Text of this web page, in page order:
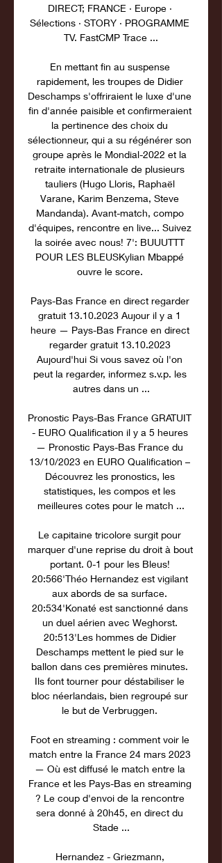
DIRECT; FRANCE · Europe ·
Sélections · STORY · PROGRAMME
TV. FastCMP Trace ...
En mettant fin au suspense
rapidement, les troupes de Didier
Deschamps s'offriraient le luxe d'une
fin d'année paisible et confirmeraient
la pertinence des choix du
sélectionneur, qui a su régénérer son
groupe après le Mondial-2022 et la
retraite internationale de plusieurs
tauliers (Hugo Lloris, Raphaël
Varane, Karim Benzema, Steve
Mandanda). Avant-match, compo
d'équipes, rencontre en live... Suivez
la soirée avec nous! 7': BUUUTTT
POUR LES BLEUSKylian Mbappé
ouvre le score.
Pays-Bas France en direct regarder
gratuit 13.10.2023 Aujour il y a 1
heure — Pays-Bas France en direct
regarder gratuit 13.10.2023
Aujourd'hui Si vous savez où l'on
peut la regarder, informez s.v.p. les
autres dans un ...
Pronostic Pays-Bas France GRATUIT
- EURO Qualification il y a 5 heures
— Pronostic Pays-Bas France du
13/10/2023 en EURO Qualification –
Découvrez les pronostics, les
statistiques, les compos et les
meilleures cotes pour le match ...
Le capitaine tricolore surgit pour
marquer d'une reprise du droit à bout
portant. 0-1 pour les Bleus!
20:566'Théo Hernandez est vigilant
aux abords de sa surface.
20:534'Konaté est sanctionné dans
un duel aérien avec Weghorst.
20:513'Les hommes de Didier
Deschamps mettent le pied sur le
ballon dans ces premières minutes.
Ils font tourner pour déstabiliser le
bloc néerlandais, bien regroupé sur
le but de Verbruggen.
Foot en streaming : comment voir le
match entre la France 24 mars 2023
— Où est diffusé le match entre la
France et les Pays-Bas en streaming
? Le coup d'envoi de la rencontre
sera donné à 20h45, en direct du
Stade ...
Hernandez - Griezmann,